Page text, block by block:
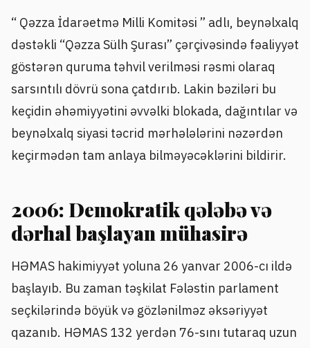
“ Qəzza İdarəetmə Milli Komitəsi ” adlı, beynəlxalq
dəstəkli “Qəzza Sülh Şurası” çərçivəsində fəaliyyət
göstərən quruma təhvil verilməsi rəsmi olaraq
sarsıntılı dövrü sona çatdırıb. Lakin bəziləri bu
keçidin əhəmiyyətini əvvəlki blokada, dağıntılar və
beynəlxalq siyasi təcrid mərhələlərini nəzərdən
keçirmədən tam anlaya bilməyəcəklərini bildirir.
2006: Demokratik qələbə və
dərhal başlayan mühasirə
HƏMAS hakimiyyət yoluna 26 yanvar 2006-cı ildə
başlayıb. Bu zaman təşkilat Fələstin parlament
seçkilərində böyük və gözlənilməz əksəriyyət
qazanıb. HƏMAS 132 yerdən 76-sını tutaraq uzun